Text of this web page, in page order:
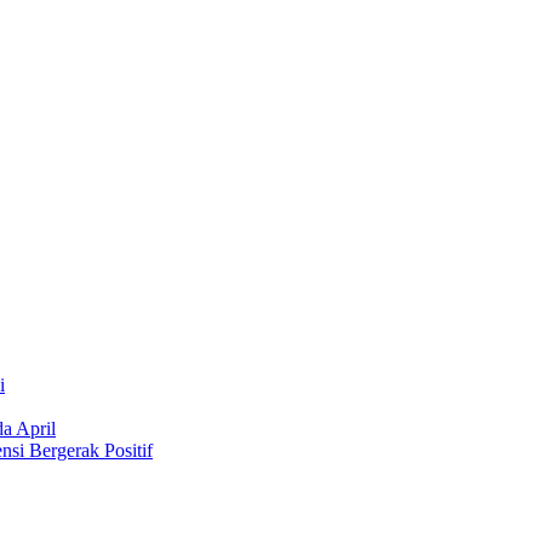
April
Bergerak Positif